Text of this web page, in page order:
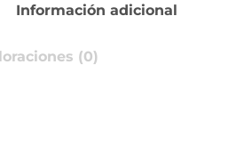
Información adicional
(0)